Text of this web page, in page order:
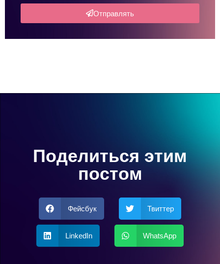
Отправлять
Поделиться этим
постом
Фейсбук Твиттер
LinkedIn WhatsApp